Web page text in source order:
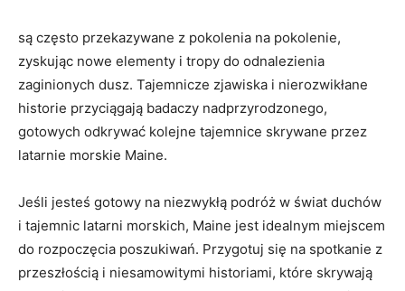
są często przekazywane z pokolenia ‍na pokolenie,
⁢zyskując nowe‌ elementy i tropy do odnalezienia
zaginionych​ dusz. Tajemnicze zjawiska i nierozwikłane
historie⁣ przyciągają badaczy nadprzyrodzonego,
gotowych odkrywać kolejne tajemnice skrywane przez
‍latarnie morskie‍ Maine.
Jeśli jesteś gotowy ⁤na​ niezwykłą podróż w świat duchów
i tajemnic latarni morskich, Maine jest idealnym miejscem
do rozpoczęcia ⁣poszukiwań. Przygotuj się na spotkanie z
przeszłością i niesamowitymi historiami, które skrywają